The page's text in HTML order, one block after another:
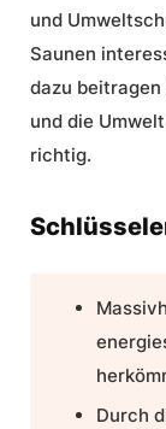
und
Saunen
dazu beitragen
und die
richtig.
Durch